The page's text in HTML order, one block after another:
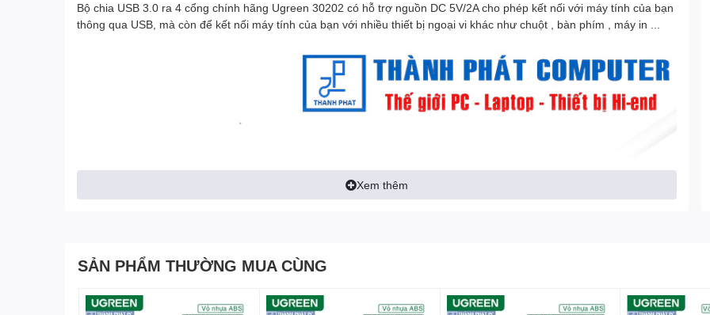
Bộ chia USB 3.0 ra 4 cổng chính hãng Ugreen 30202 có hỗ trợ nguồn DC 5V/2A cho phép kết nối với máy tính của bạn
thông qua USB, mà còn để kết nối máy tính của bạn với nhiều thiết bị ngoại vi khác như chuột , bàn phím , máy in ...
Xem thêm
SẢN PHẨM THƯỜNG MUA CÙNG